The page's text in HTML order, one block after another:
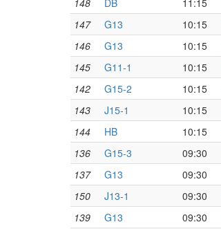
148
DB 11:15
147
G13 10:15
146
G13 10:15
145
G11-1 10:15
142
G15-2 10:15
143
J15-1 10:15
144
HB 10:15
136
G15-3 09:30
137
G13 09:30
150
J13-1 09:30
139
G13 09:30